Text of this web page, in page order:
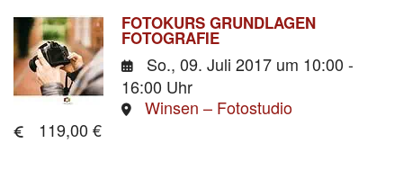
FOTOKURS GRUNDLAGEN
FOTOGRAFIE
So., 09. Juli 2017 um 10:00 -
16:00 Uhr
Winsen – Fotostudio
119,00 €